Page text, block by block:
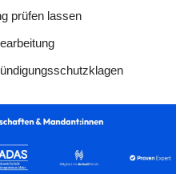
prüfen lassen